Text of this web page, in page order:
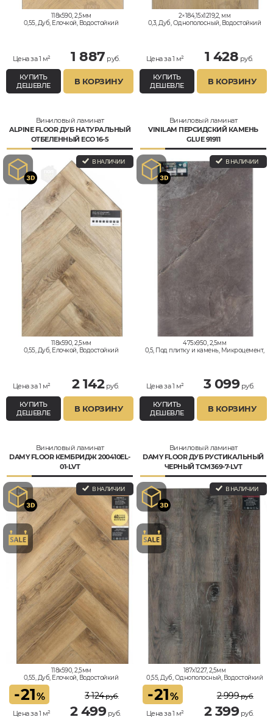
118x590, 2,5мм
0,55, Дуб, Елочкой, Водостойкий
Цена за 1 м² 1 887 руб.
КУПИТЬ
ДЕШЕВЛЕ
В КОРЗИНУ
2×184,15x1219,2, мм
0,3, Дуб, Однополосный, Водостойкий
Цена за 1 м² 1 428 руб.
КУПИТЬ
ДЕШЕВЛЕ
В КОРЗИНУ
Виниловый ламинат
ALPINE FLOOR ДУБ НАТУРАЛЬНЫЙ
ОТБЕЛЕННЫЙ ECO 16-5
В НАЛИЧИИ
118x590, 2,5мм
0,55, Дуб, Елочкой, Водостойкий
Цена за 1 м² 2 142руб.
КУПИТЬ
ДЕШЕВЛЕ
В КОРЗИНУ
Виниловый ламинат
VINILAM ПЕРСИДСКИЙ КАМЕНЬ
GLUE 91911
В НАЛИЧИИ
475x950, 2,5мм
0,5, Под плитку и камень, Микроцемент,
Цена за 1 м² 3 099руб.
КУПИТЬ
ДЕШЕВЛЕ
В КОРЗИНУ
Виниловый ламинат
DAMY FLOOR КЕМБРИДЖ 200410EL-
01-LVT
В НАЛИЧИИ
118x590, 2,5мм
0,55, Дуб, Елочкой, Водостойкий
-21%
Цена за 1 м²
3 124руб.
2 499руб.
Виниловый ламинат
DAMY FLOOR ДУБ РУСТИКАЛЬНЫЙ
ЧЕРНЫЙ TCM369-7-LVT
В НАЛИЧИИ
187x1227, 2,5мм
0,55, Дуб, Однополосный, Водостойкий
-21%
Цена за 1 м²
2 999руб.
2 399руб.